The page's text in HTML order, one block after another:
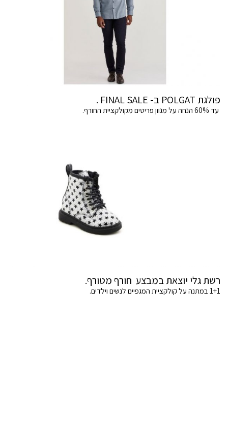
פולגת POLGAT ב- FINAL SALE .
עד 60% הנחה על מגוון פריטים מקולקציית החורף.
רשת גלי יוצאת במבצע חורף מטורף.
1+1 במתנה על קולקציית המגפיים לנשים וילדים.